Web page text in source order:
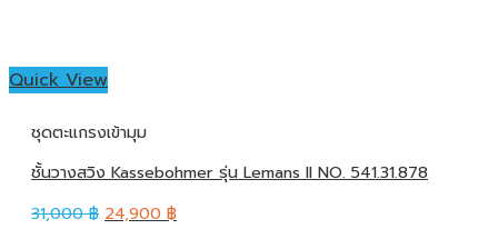
Quick View
ชุดตะแกรงเข้ามุม
ชั้นวางสวิง Kassebohmer รุ่น Lemans II NO. 541.31.878
31,000฿ 24,900 ฿